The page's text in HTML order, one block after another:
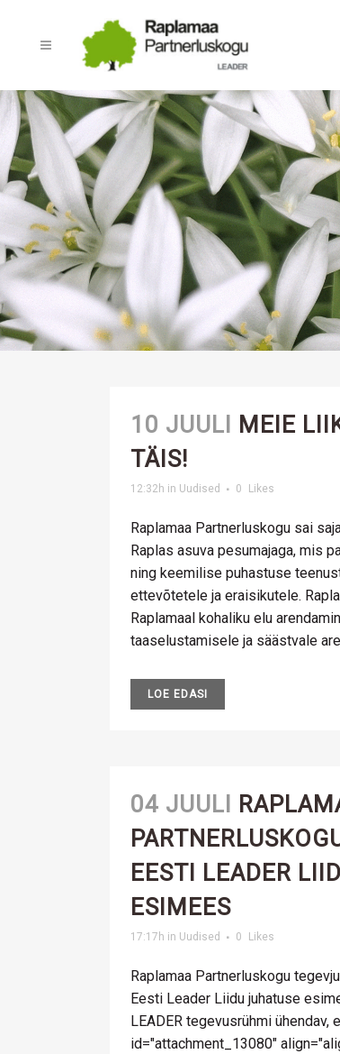
10 JUULI
MEIE
TÄIS!
12:32h in Uudised 0 Likes
Raplamaa Partnerluskogu sai
Raplas asuva pesumajaga, mis
ning keemilise puhastuse
ettevõtetele ja eraisikutele.
Raplamaal kohaliku elu
taaselustamisele ja säästvale
LOE EDASI
04 JUULI
EESTI LEADER
ESIMEES
17:17h in Uudised 0 Likes
Raplamaa Partnerluskogu
Eesti Leader Liidu juhatuse
LEADER tegevusrühmi ühendav,
id="attachment_13080"